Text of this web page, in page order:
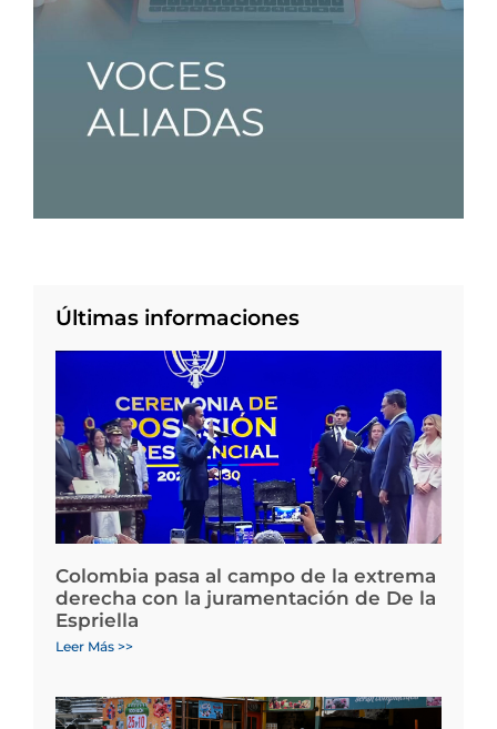
Últimas informaciones
Colombia pasa al campo de la extrema
derecha con la juramentación de De la
Espriella
Leer Más >>